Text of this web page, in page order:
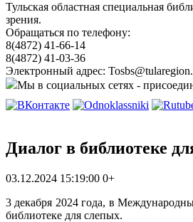
Тульская областная специальная
зрения.
Обращаться по телефону:
8(4872) 41-66-14
8(4872) 41-03-36
Электронный адрес:
Мы в социальных сетях -
Диалог в библиотеке
03.12.2024 15:19:00 0+
3 декабря 2024 года, в
библиотеке для слепых.